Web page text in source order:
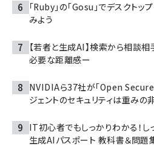
「Ruby」の「Gosu」でデスクトッ
みよう
【若者と生成AI】検索から相談
必要な距離感ー
NVIDIAら37社が「Open Secure
ジェントのセキュリティは重み
IT初心者でもしっかりわかる！し
生成AIパスポート 教科書＆問題